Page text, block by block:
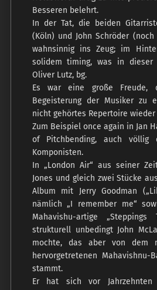
Besseren belehrt.
In der Tat, die beiden
(Köln) und John Schröder
wahnsinnig ins Zeug; im
solidem timing, was in dieser
Oliver Lutz, bg.
Es war eine große Freude,
Begeisterung der Musiker zu
nicht gehörtes Repertoire
Zum Beispiel once again in Jan
of Pitchbending, auch völlig
Komponisten.
In „London Air“ aus seiner
Jones und gleich zwei Stücke
Album mit Jerry Goodman
nämlich „I remember me“
Mahavishu-artige
strukturell unbedingt John
mochte, das aber von dem
hervorgetretenen Mahavishnu-
stammt.
Er hat sich vor